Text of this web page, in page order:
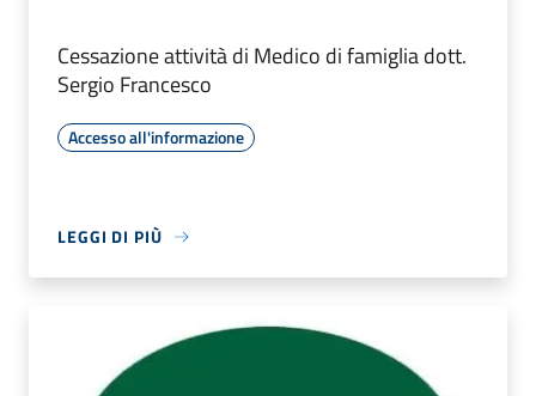
Cessazione attività di Medico di famiglia dott.
Sergio Francesco
Accesso all'informazione
LEGGI DI PIÙ